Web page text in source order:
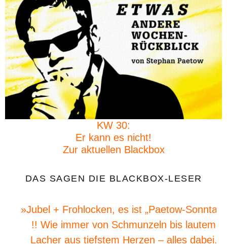
KW 30:
Er kann es nicht!
Zur aktuellen Blackbox
DAS SAGEN DIE BLACKBOX-LESER
»Jubel + Frohlocken, es ist „Paetow-Sonntag“
!! Wie immer von Schmunzeln bis lautem
Lacher aus tiefstem Herzen – alles dabei.